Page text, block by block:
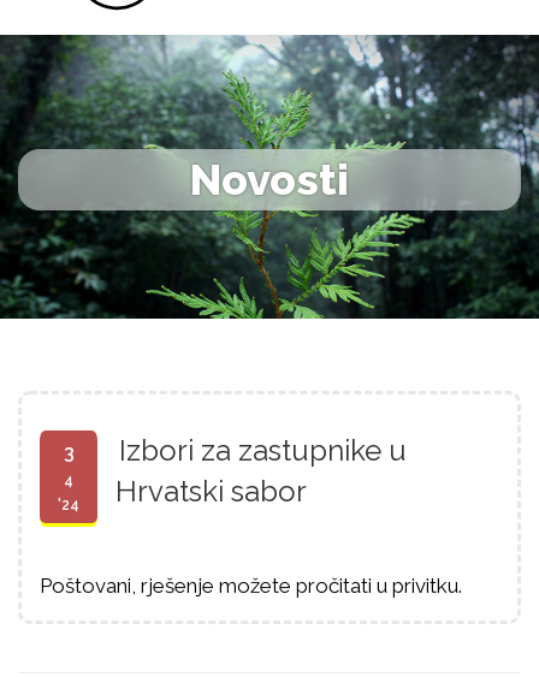
Novosti
3
4
'24
Izbori za zastupnike u
Hrvatski sabor
Poštovani, rješenje možete pročitati u privitku.